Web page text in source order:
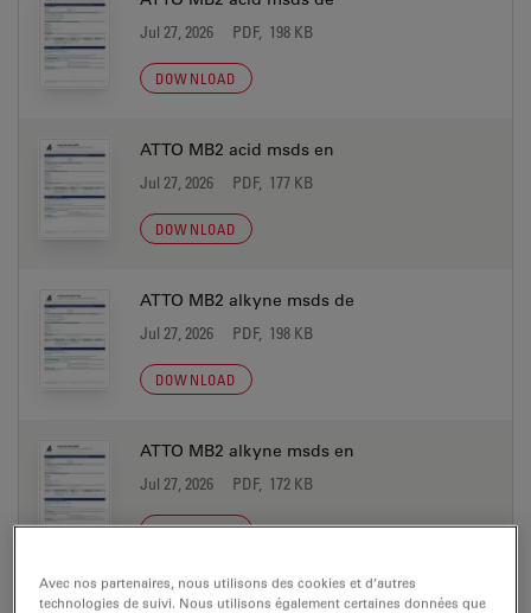
Jul 27, 2026 PDF, 198 KB
DOWNLOAD
ATTO MB2 acid msds en
Jul 27, 2026 PDF, 177 KB
DOWNLOAD
ATTO MB2 alkyne msds de
Jul 27, 2026 PDF, 198 KB
DOWNLOAD
ATTO MB2 alkyne msds en
Jul 27, 2026 PDF, 172 KB
DOWNLOAD
ATTO MB2 amine msds de
Avec nos partenaires, nous utilisons des cookies et d’autres
technologies de suivi. Nous utilisons également certaines données que